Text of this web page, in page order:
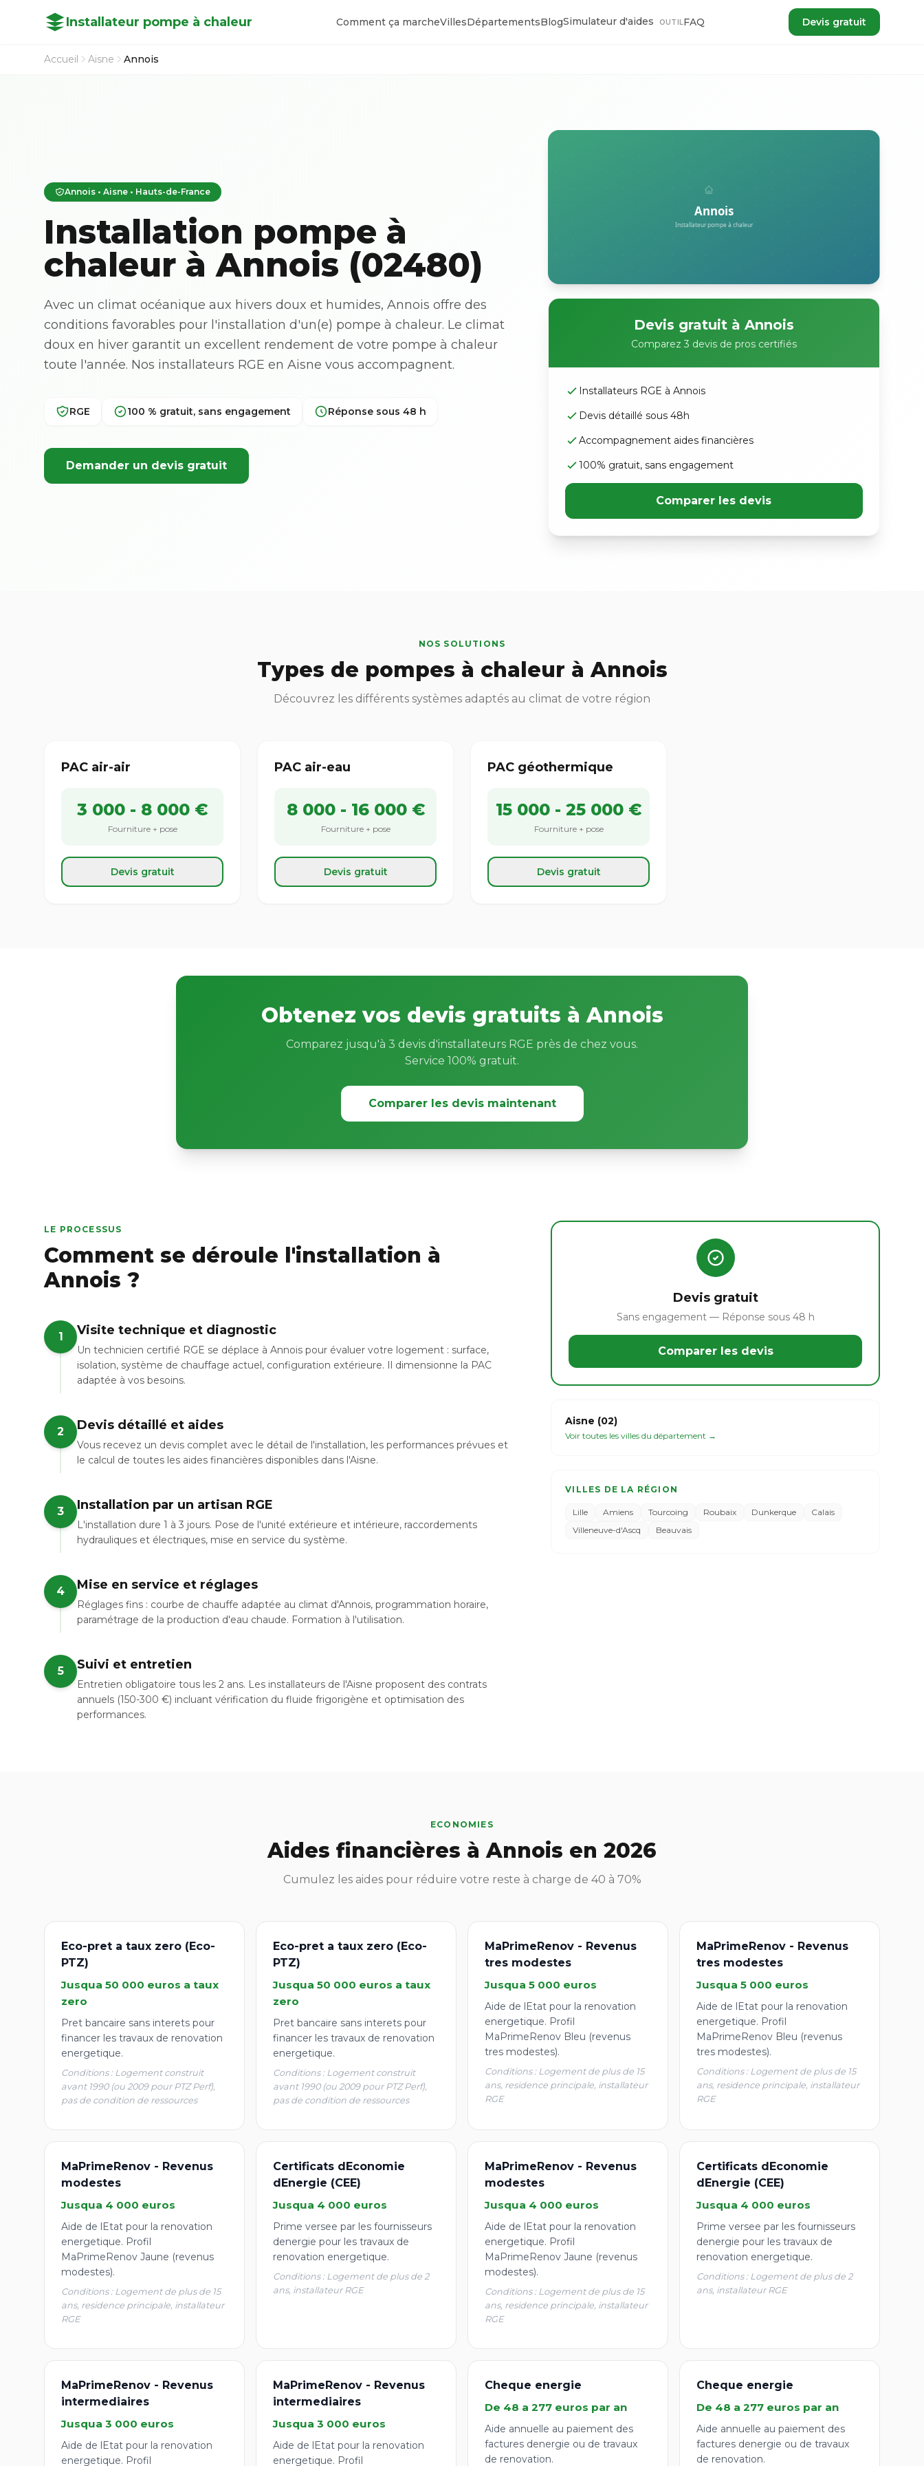
Installateur pompe à chaleur Comment ça marcheVillesDépartementsBlogSimulateur d'aides OUTILFAQ Devis gratuit
Accueil Aisne Annois
Annois • Aisne • Hauts-de-France
Installation pompe à
chaleur à Annois (02480)
Avec un climat océanique aux hivers doux et humides, Annois offre des
conditions favorables pour l'installation d'un(e) pompe à chaleur. Le climat
doux en hiver garantit un excellent rendement de votre pompe à chaleur
toute l'année. Nos installateurs RGE en Aisne vous accompagnent.
RGE 100 % gratuit, sans engagement Réponse sous 48 h
Demander un devis gratuit
Devis gratuit à Annois
Comparez 3 devis de pros certifiés
Installateurs RGE à Annois
Devis détaillé sous 48h
Accompagnement aides financières
100% gratuit, sans engagement
Comparer les devis
NOS SOLUTIONS
Types de pompes à chaleur à Annois
Découvrez les différents systèmes adaptés au climat de votre région
PAC air-air
3 000 - 8 000 €
Fourniture + pose
Devis gratuit
PAC air-eau
8 000 - 16 000 €
Fourniture + pose
Devis gratuit
PAC géothermique
15 000 - 25 000 €
Fourniture + pose
Devis gratuit
Obtenez vos devis gratuits à Annois
Comparez jusqu'à 3 devis d'installateurs RGE près de chez vous.
Service 100% gratuit.
Comparer les devis maintenant
LE PROCESSUS
Comment se déroule l'installation à
Annois ?
1 Visite technique et diagnostic
Un technicien certifié RGE se déplace à Annois pour évaluer votre logement : surface,
isolation, système de chauffage actuel, configuration extérieure. Il dimensionne la PAC
adaptée à vos besoins.
2 Devis détaillé et aides
Vous recevez un devis complet avec le détail de l'installation, les performances prévues et
le calcul de toutes les aides financières disponibles dans l'Aisne.
3 Installation par un artisan RGE
L'installation dure 1 à 3 jours. Pose de l'unité extérieure et intérieure, raccordements
hydrauliques et électriques, mise en service du système.
4 Mise en service et réglages
Réglages fins : courbe de chauffe adaptée au climat d'Annois, programmation horaire,
paramétrage de la production d'eau chaude. Formation à l'utilisation.
5 Suivi et entretien
Entretien obligatoire tous les 2 ans. Les installateurs de l'Aisne proposent des contrats
annuels (150-300 €) incluant vérification du fluide frigorigène et optimisation des
performances.
Devis gratuit
Sans engagement — Réponse sous 48 h
Comparer les devis
Aisne (02)
Voir toutes les villes du département →
VILLES DE LA RÉGION
Lille Amiens Tourcoing Roubaix Dunkerque
Calais
Villeneuve-d'Ascq
Beauvais
ECONOMIES
Aides financières à Annois en 2026
Cumulez les aides pour réduire votre reste à charge de 40 à 70%
Eco-pret a taux zero (Eco-
PTZ)
Jusqua 50 000 euros a taux
zero
Pret bancaire sans interets pour
financer les travaux de renovation
energetique.
Conditions : Logement construit
avant 1990 (ou 2009 pour PTZ Perf),
pas de condition de ressources
Eco-pret a taux zero (Eco-
PTZ)
Jusqua 50 000 euros a taux
zero
Pret bancaire sans interets pour
financer les travaux de renovation
energetique.
Conditions : Logement construit
avant 1990 (ou 2009 pour PTZ Perf),
pas de condition de ressources
MaPrimeRenov - Revenus
tres modestes
Jusqua 5 000 euros
Aide de lEtat pour la renovation
energetique. Profil
MaPrimeRenov Bleu (revenus
tres modestes).
Conditions : Logement de plus de 15
ans, residence principale, installateur
RGE
MaPrimeRenov - Revenus
tres modestes
Jusqua 5 000 euros
Aide de lEtat pour la renovation
energetique. Profil
MaPrimeRenov Bleu (revenus
tres modestes).
Conditions : Logement de plus de 15
ans, residence principale, installateur
RGE
MaPrimeRenov - Revenus
modestes
Jusqua 4 000 euros
Aide de lEtat pour la renovation
energetique. Profil
MaPrimeRenov Jaune (revenus
modestes).
Conditions : Logement de plus de 15
ans, residence principale, installateur
RGE
Certificats dEconomie
dEnergie (CEE)
Jusqua 4 000 euros
Prime versee par les fournisseurs
denergie pour les travaux de
renovation energetique.
Conditions : Logement de plus de 2
ans, installateur RGE
MaPrimeRenov - Revenus
modestes
Jusqua 4 000 euros
Aide de lEtat pour la renovation
energetique. Profil
MaPrimeRenov Jaune (revenus
modestes).
Conditions : Logement de plus de 15
ans, residence principale, installateur
RGE
Certificats dEconomie
dEnergie (CEE)
Jusqua 4 000 euros
Prime versee par les fournisseurs
denergie pour les travaux de
renovation energetique.
Conditions : Logement de plus de 2
ans, installateur RGE
MaPrimeRenov - Revenus
intermediaires
Jusqua 3 000 euros
Aide de lEtat pour la renovation
energetique. Profil
MaPrimeRenov - Revenus
intermediaires
Jusqua 3 000 euros
Aide de lEtat pour la renovation
energetique. Profil
Cheque energie
De 48 a 277 euros par an
Aide annuelle au paiement des
factures denergie ou de travaux
de renovation.
Cheque energie
De 48 a 277 euros par an
Aide annuelle au paiement des
factures denergie ou de travaux
de renovation.